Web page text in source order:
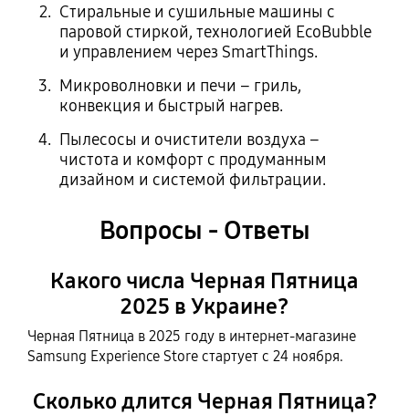
Стиральные и сушильные машины с
паровой стиркой, технологией EcoBubble
и управлением через SmartThings.
Микроволновки и печи – гриль,
конвекция и быстрый нагрев.
Пылесосы и очистители воздуха –
чистота и комфорт с продуманным
дизайном и системой фильтрации.
Вопросы - Ответы
Какого числа Черная Пятница
2025 в Украине?
Черная Пятница в 2025 году в интернет-магазине
Samsung Experience Store стартует с 24 ноября.
Сколько длится Черная Пятница?